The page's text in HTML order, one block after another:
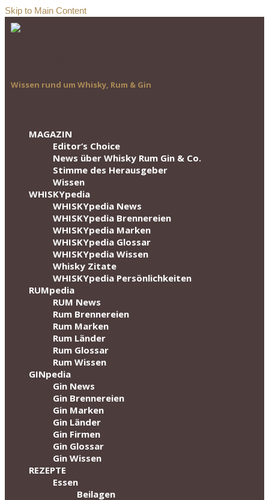
Skip to Main Content
Wissen rund um Whisky, Rum & Gin
MAGAZIN
Editor‘s Choice
News über Whisky Rum Gin & Co.
Stimme des Herausgeber
Wissen
WHISKYpedia
WHISKYpedia News
WHISKYpedia Brennereien
WHISKYpedia Marken
WHISKYpedia Glossar
WHISKYpedia Wissen
Whisky Zitate
WHISKYpedia Persönlichkeiten
RUMpedia
RUM News
Rum Brennereien
Rum Marken
Rum Länder
Rum Glossar
Rum Wissen
GINpedia
Gin News
Gin Brennereien
Gin Marken
Gin Länder
Gin Firmen
Gin Glossar
Gin Wissen
REZEPTE
Essen
Beilagen